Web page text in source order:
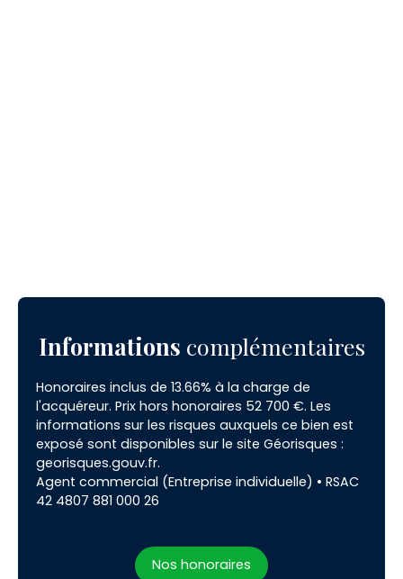
Informations complémentaires
Honoraires inclus de 13.66% à la charge de
l'acquéreur. Prix hors honoraires 52 700 €. Les
informations sur les risques auxquels ce bien est
exposé sont disponibles sur le site Géorisques :
georisques.gouv.fr.
Agent commercial (Entreprise individuelle) • RSAC
42 4807 881 000 26
Nos honoraires